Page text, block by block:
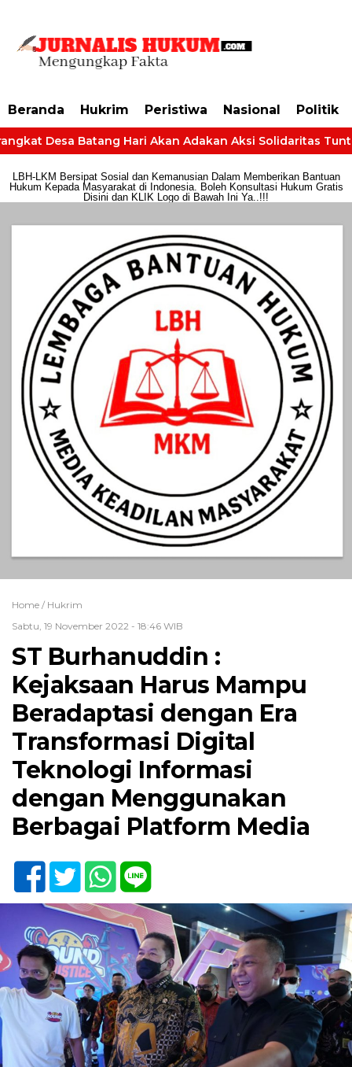
Beranda Hukrim Peristiwa Nasional Politik
Desa Batang Hari Akan Adakan Aksi Solidaritas Tuntut
LBH-LKM Bersipat Sosial dan Kemanusian Dalam Memberikan Bantuan
Hukum Kepada Masyarakat di Indonesia. Boleh Konsultasi Hukum Gratis
Disini dan KLIK Logo di Bawah Ini Ya..!!!
Home / Hukrim
Sabtu, 19 November 2022 - 18:46 WIB
ST Burhanuddin :
Kejaksaan Harus Mampu
Beradaptasi dengan Era
Transformasi Digital
Teknologi Informasi
dengan Menggunakan
Berbagai Platform Media